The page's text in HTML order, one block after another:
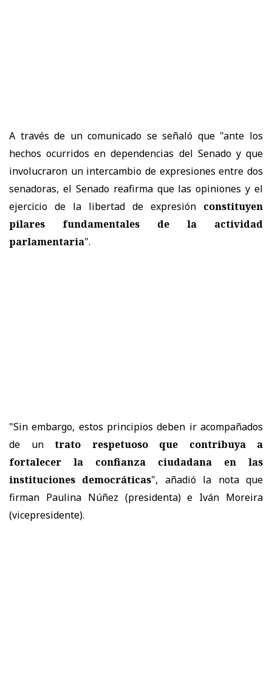
A través de un comunicado se señaló que "ante los
hechos ocurridos en dependencias del Senado y que
involucraron un intercambio de expresiones entre dos
senadoras, el Senado reafirma que las opiniones y el
ejercicio de la libertad de expresión constituyen
pilares fundamentales de la actividad
parlamentaria".
"Sin embargo, estos principios deben ir acompañados
de un trato respetuoso que contribuya a
fortalecer la confianza ciudadana en las
instituciones democráticas", añadió la nota que
firman Paulina Núñez (presidenta) e Iván Moreira
(vicepresidente).